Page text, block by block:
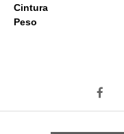
Cintura
Peso